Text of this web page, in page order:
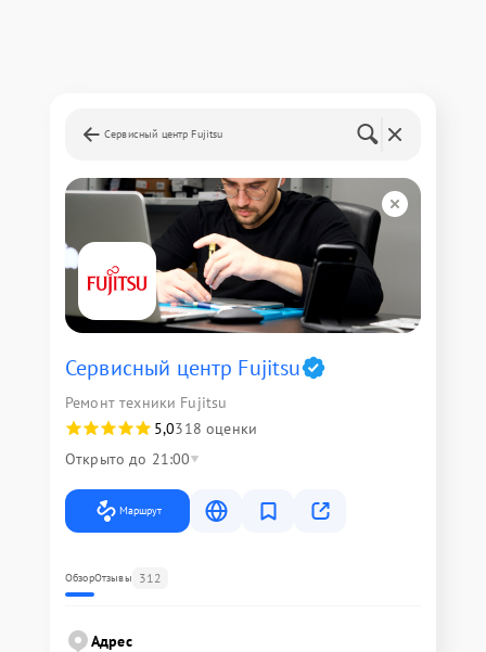
Сервисный центр Fujitsu
Сервисный центр Fujitsu
Ремонт техники Fujitsu
5,0318 оценки
Открыто до 21:00
Маршрут
ОбзорОтзывы 312
Адрес